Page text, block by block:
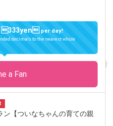
per day!
decimals to the nearest whole
a Fan
ン【ついなちゃんの育ての親